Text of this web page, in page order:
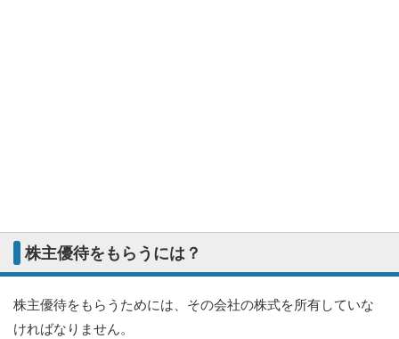
株主優待をもらうには？
株主優待をもらうためには、その会社の株式を所有していな
ければなりません。